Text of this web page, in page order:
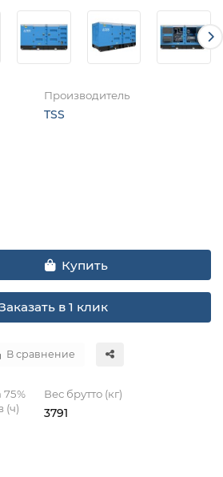
Производитель
TSS
Купить
в 1 клик
В сравнение
75%
(ч)
Вес брутто (кг)
3791